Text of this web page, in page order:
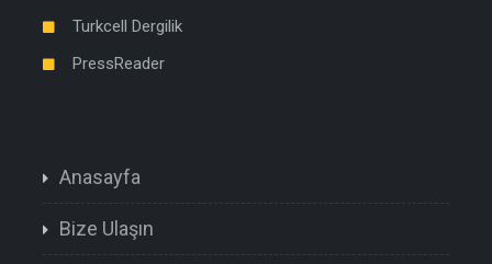
Turkcell Dergilik
PressReader
Anasayfa
Bize Ulaşın